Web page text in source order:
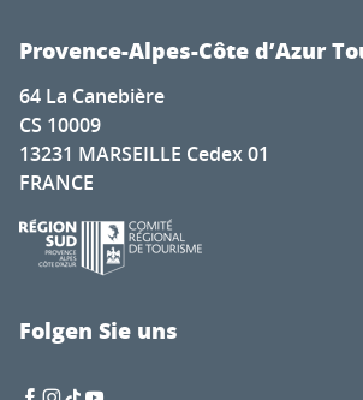
Provence-Alpes-Côte d’Azur
64 La Canebière
CS 10009
13231 MARSEILLE Cedex 01
FRANCE
Folgen Sie uns